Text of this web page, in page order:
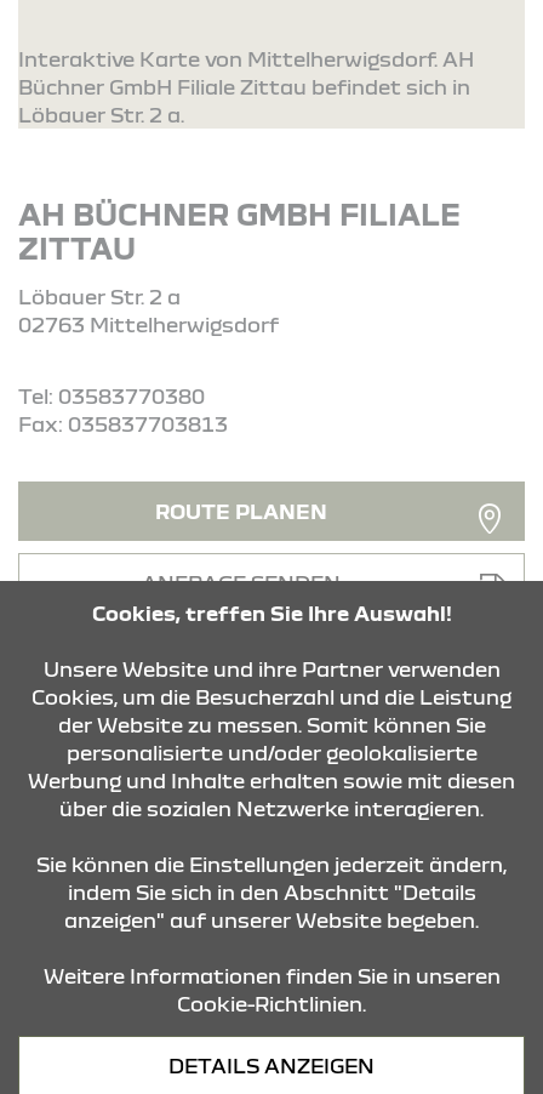
Interaktive Karte von Mittelherwigsdorf. AH
Büchner GmbH Filiale Zittau befindet sich in
Löbauer Str. 2 a.
AH BÜCHNER GMBH FILIALE
ZITTAU
Löbauer Str. 2 a
02763 Mittelherwigsdorf
Tel: 03583770380
Fax: 035837703813
ROUTE PLANEN
ANFRAGE SENDEN
KONTAKT & ANFAHRT
STANDORTE
Datenschutz
Cookies, treffen Sie Ihre Auswahl!
Unsere Website und ihre Partner verwenden
Cookies, um die Besucherzahl und die Leistung
der Website zu messen. Somit können Sie
personalisierte und/oder geolokalisierte
Werbung und Inhalte erhalten sowie mit diesen
über die sozialen Netzwerke interagieren.
Sie können die Einstellungen jederzeit ändern,
indem Sie sich in den Abschnitt "Details
anzeigen" auf unserer Website begeben.
Weitere Informationen finden Sie in unseren
Cookie-Richtlinien.
DETAILS ANZEIGEN